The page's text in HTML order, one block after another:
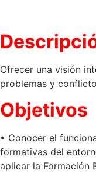
Ofrecer una visión
problemas y
Objetivos
• Conocer el
formativas del
aplicar la Formación